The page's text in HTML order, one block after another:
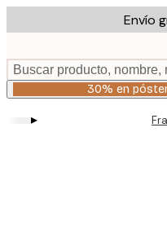
to
content.
Envío
Buscar producto, nombre,
30% en
▸